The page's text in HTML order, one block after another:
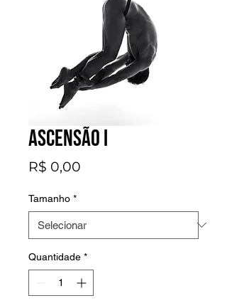
Ascensão I
R$ 0,00
Tamanho *
Quantidade *